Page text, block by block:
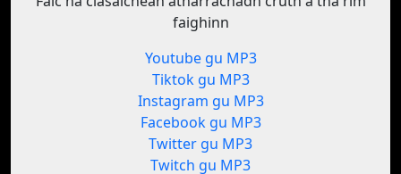
faighinn
Youtube gu MP3
Tiktok gu MP3
Instagram gu MP3
Facebook gu MP3
Twitter gu MP3
Twitch gu MP3